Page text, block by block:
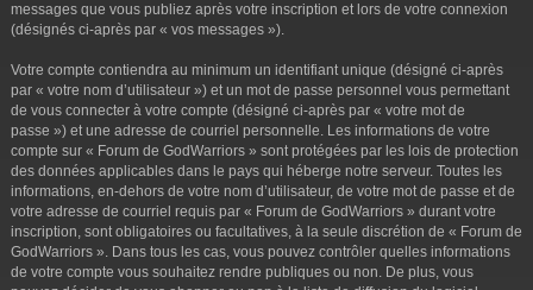
messages que vous publiez après votre inscription et lors de votre connexion
(désignés ci-après par « vos messages »).
Votre compte contiendra au minimum un identifiant unique (désigné ci-après
par « votre nom d’utilisateur ») et un mot de passe personnel vous permettant
de vous connecter à votre compte (désigné ci-après par « votre mot de
passe ») et une adresse de courriel personnelle. Les informations de votre
compte sur « Forum de GodWarriors » sont protégées par les lois de protection
des données applicables dans le pays qui héberge notre serveur. Toutes les
informations, en-dehors de votre nom d’utilisateur, de votre mot de passe et de
votre adresse de courriel requis par « Forum de GodWarriors » durant votre
inscription, sont obligatoires ou facultatives, à la seule discrétion de « Forum de
GodWarriors ». Dans tous les cas, vous pouvez contrôler quelles informations
de votre compte vous souhaitez rendre publiques ou non. De plus, vous